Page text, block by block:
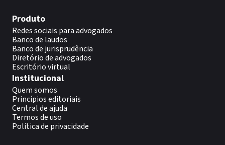
Produto
Redes sociais para advogados
Banco de laudos
Banco de jurisprudência
Diretório de advogados
Escritório virtual
Institucional
Quem somos
Princípios editoriais
Central de ajuda
Termos de uso
Política de privacidade